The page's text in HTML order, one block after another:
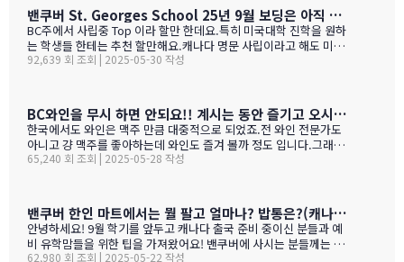
고등학교의 경우 (9개 지표):평균 시험 점수 (Average exam mark)
졸업률 (Diploma completion rate)학생당 이수 과목 수 (Courses
taken per student)진급 지연율 (Delayed advancement rate)
시험 낙제율 (Percentage of exams failed)학교 vs 시험 점수 차
이 (School vs. exam mark difference) 7-9. 성별 격차 지표 3개
밴쿠버 St. Georges School 25년 9월 보딩은 아직 자리가 있다고 하네요.
BC주에서 사립중 Top 이라 할만 한데요.특히 미국대학 진학을 원하
는 학생들 한테는 추천 할만해요.캐나다 명문 사립이라고 해도 미국
대학 진학은 그저그런 학교도 많거던요.이학교가 하여간 학비+보딩
ent TuitionCanadian Students$73,500American / Mexican / or
Non-Resident Canadian Students$84,000International Stude
nts$99,500
92,639 회 조회 | 2025-05-30 작성
BC와인을 무시 하면 안되요!! 계시는 동안 즐기고 오시기를 바랍니다. (밴쿠버에서 소주는 얼마?)
한국에서도 와인은 맥주 만큼 대중적으로 되었죠.전 와인 전문가도
아니고 걍 맥주를 좋아하는데 와인도 즐겨 볼까 정도 입니다.그래도
와인을 이것 저것 10년넘게 먹다 보니 캐나다, 미국 와인이 유럽산 대
나가 술을 마트,편의점에서 팔지 않고 따로 리쿼스토어나 와인 N 비
어 스토어만 가야 살수 있다는 것이죠.하여간 이번에는 BC와인 장점
을 한번 알아볼게요. GPT가 정리 해본 글이에요. 한번 보세요.그리고
어떤 와인이 있나? 아래 사진으로 함 보세요.ㅎㅎ 그리고 밴쿠버에서
65,240 회 조회 | 2025-05-28 작성
밴쿠버 한인 마트에서는 뭘 팔고 얼마나? 밥통은?(캐나다 출국 준비 중이신 분들과 예비 유학맘들을 위한)
안녕하세요! 9월 학기를 앞두고 캐나다 출국 준비 중이신 분들과 예
비 유학맘들을 위한 팁을 가져왔어요! 밴쿠버에 사시는 분들께는 이
62,980 회 조회 | 2025-05-22 작성